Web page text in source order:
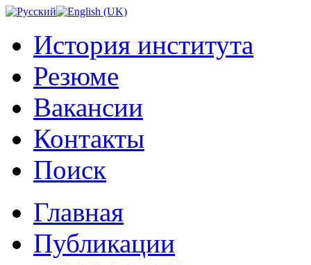
История института
Резюме
Вакансии
Контакты
Поиск
Главная
Публикации